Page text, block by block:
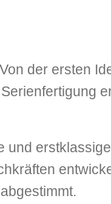
der ersten
und